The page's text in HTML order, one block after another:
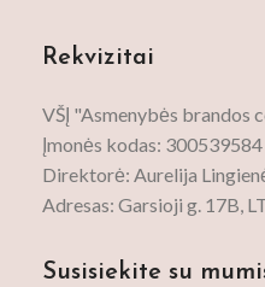
Rekvizitai
VŠĮ "Asmenybės brandos
Įmonės kodas: 300539584
Direktorė: Aurelija
Adresas: Garsioji g. 17B,
Susisiekite su